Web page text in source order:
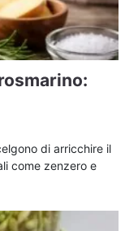
di arricchire il
come zenzero e